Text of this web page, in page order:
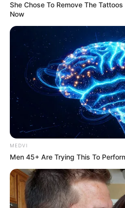
The Chapel Of Sound
Marvels
BRAINBERRIES
She Chose To Remove The
Now
MEDVI
Men 45+ Are Trying This To